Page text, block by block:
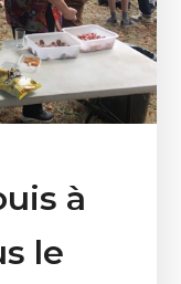
à
le